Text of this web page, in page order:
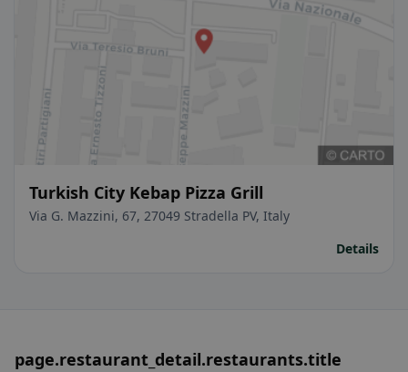
Turkish City Kebap Pizza Grill
Via G. Mazzini, 67, 27049 Stradella PV, Italy
Details
page.restaurant_detail.restaurants.title